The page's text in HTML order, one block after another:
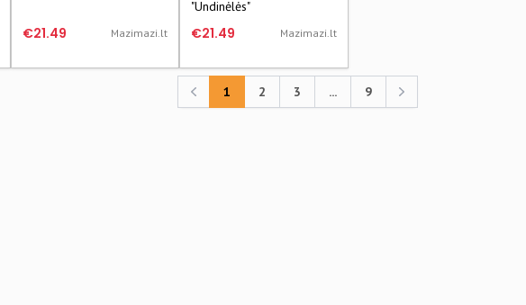
€21.49 Mazimazi.lt
"Undinėlės"
€21.49 Mazimazi.lt
Previous
1 2 3 ... 9
Previous